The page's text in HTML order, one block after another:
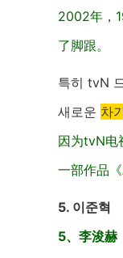
2002年，
了脚跟。
특히 tvN
새로운 차
因为tvN电
一部作品
5. 이준혁
5、李浚赫